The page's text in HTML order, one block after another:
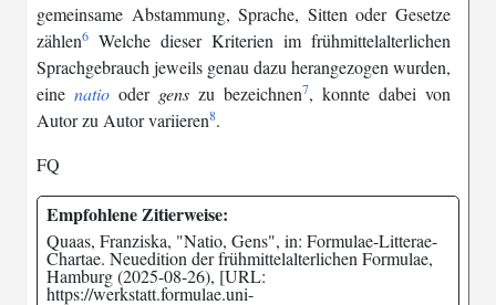
gemeinsame Abstammung,Sprache, Sitten oder Gesetze
zählen6 Welche dieser Kriterien im frühmittelalterlichen
Sprachgebrauch jeweils genau dazu herangezogen wurden,
eine natio oder gens zu bezeichnen7, konnte dabei von
Autorzu Autorvariieren8.
FQ
Empfohlene Zitierweise:
Quaas, Franziska, "Natio, Gens", in: Formulae-Litterae-
Chartae. Neuedition der frühmittelalterlichen Formulae,
Hamburg (2025-08-26), [URL:
https://werkstatt.formulae.uni-